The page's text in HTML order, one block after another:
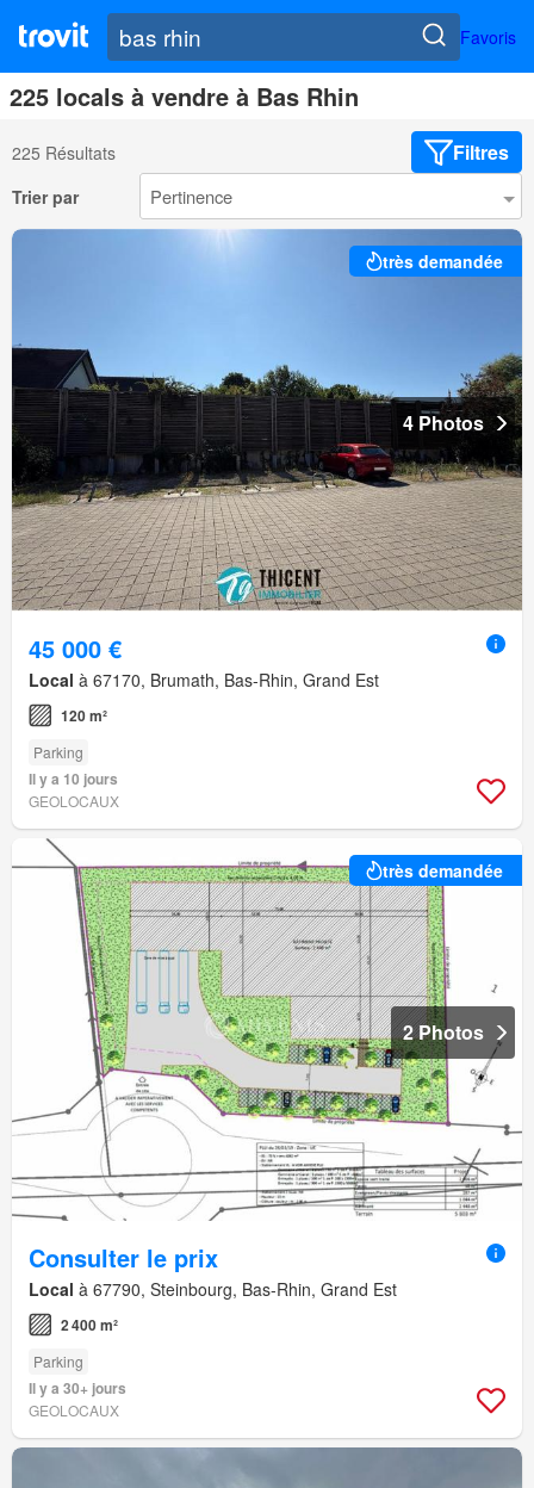
Favoris
225 locals à vendre à Bas Rhin
225 Résultats Filtres
Trier par
très demandée
4 Photos
45 000 €
Local à 67170, Brumath, Bas-Rhin, Grand Est
120 m²
Parking
Il y a 10 jours
GEOLOCAUX
très demandée
2 Photos
Consulter le prix
Local à 67790, Steinbourg, Bas-Rhin, Grand Est
2 400 m²
Parking
Il y a 30+ jours
GEOLOCAUX